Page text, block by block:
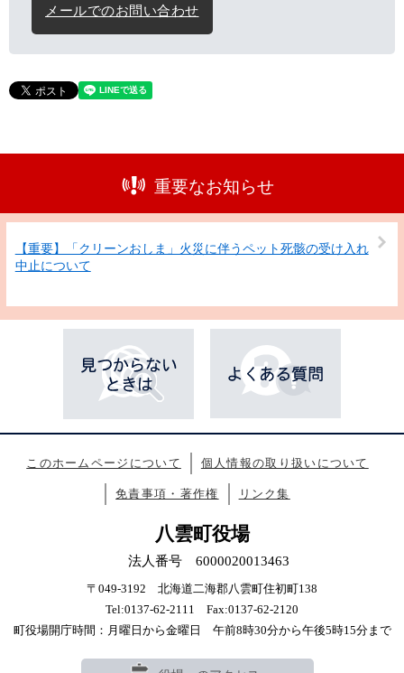
メールでのお問い合わせ
重要なお知らせ
【重要】「クリーンおしま」火災に伴うペット死骸の受け入れ
中止について
このホームページについて 個人情報の取り扱いについて
免責事項・著作権 リンク集
八雲町役場
法人番号 6000020013463
〒049-3192 北海道二海郡八雲町住初町138
Tel:0137-62-2111 Fax:0137-62-2120
町役場開庁時間：月曜日から金曜日 午前8時30分から午後5時15分まで